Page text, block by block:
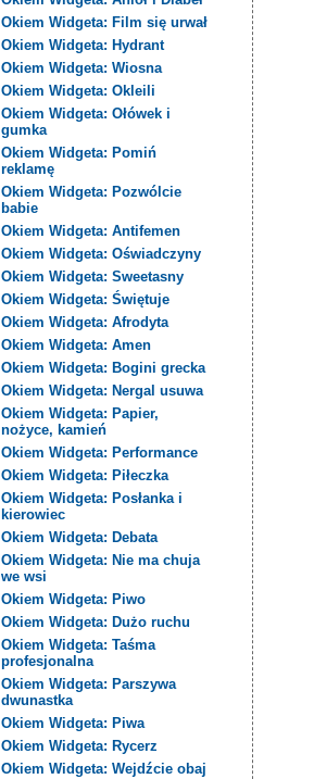
Okiem Widgeta: Film się urwał
Okiem Widgeta: Hydrant
Okiem Widgeta: Wiosna
Okiem Widgeta: Okleili
Okiem Widgeta: Ołówek i
gumka
Okiem Widgeta: Pomiń
reklamę
Okiem Widgeta: Pozwólcie
babie
Okiem Widgeta: Antifemen
Okiem Widgeta: Oświadczyny
Okiem Widgeta: Sweetasny
Okiem Widgeta: Świętuje
Okiem Widgeta: Afrodyta
Okiem Widgeta: Amen
Okiem Widgeta: Bogini grecka
Okiem Widgeta: Nergal usuwa
Okiem Widgeta: Papier,
nożyce, kamień
Okiem Widgeta: Performance
Okiem Widgeta: Piłeczka
Okiem Widgeta: Posłanka i
kierowiec
Okiem Widgeta: Debata
Okiem Widgeta: Nie ma chuja
we wsi
Okiem Widgeta: Piwo
Okiem Widgeta: Dużo ruchu
Okiem Widgeta: Taśma
profesjonalna
Okiem Widgeta: Parszywa
dwunastka
Okiem Widgeta: Piwa
Okiem Widgeta: Rycerz
Okiem Widgeta: Wejdźcie obaj